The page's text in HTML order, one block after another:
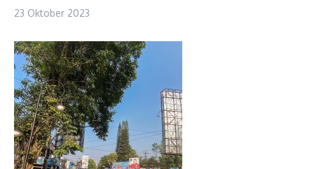
23 Oktober 2023